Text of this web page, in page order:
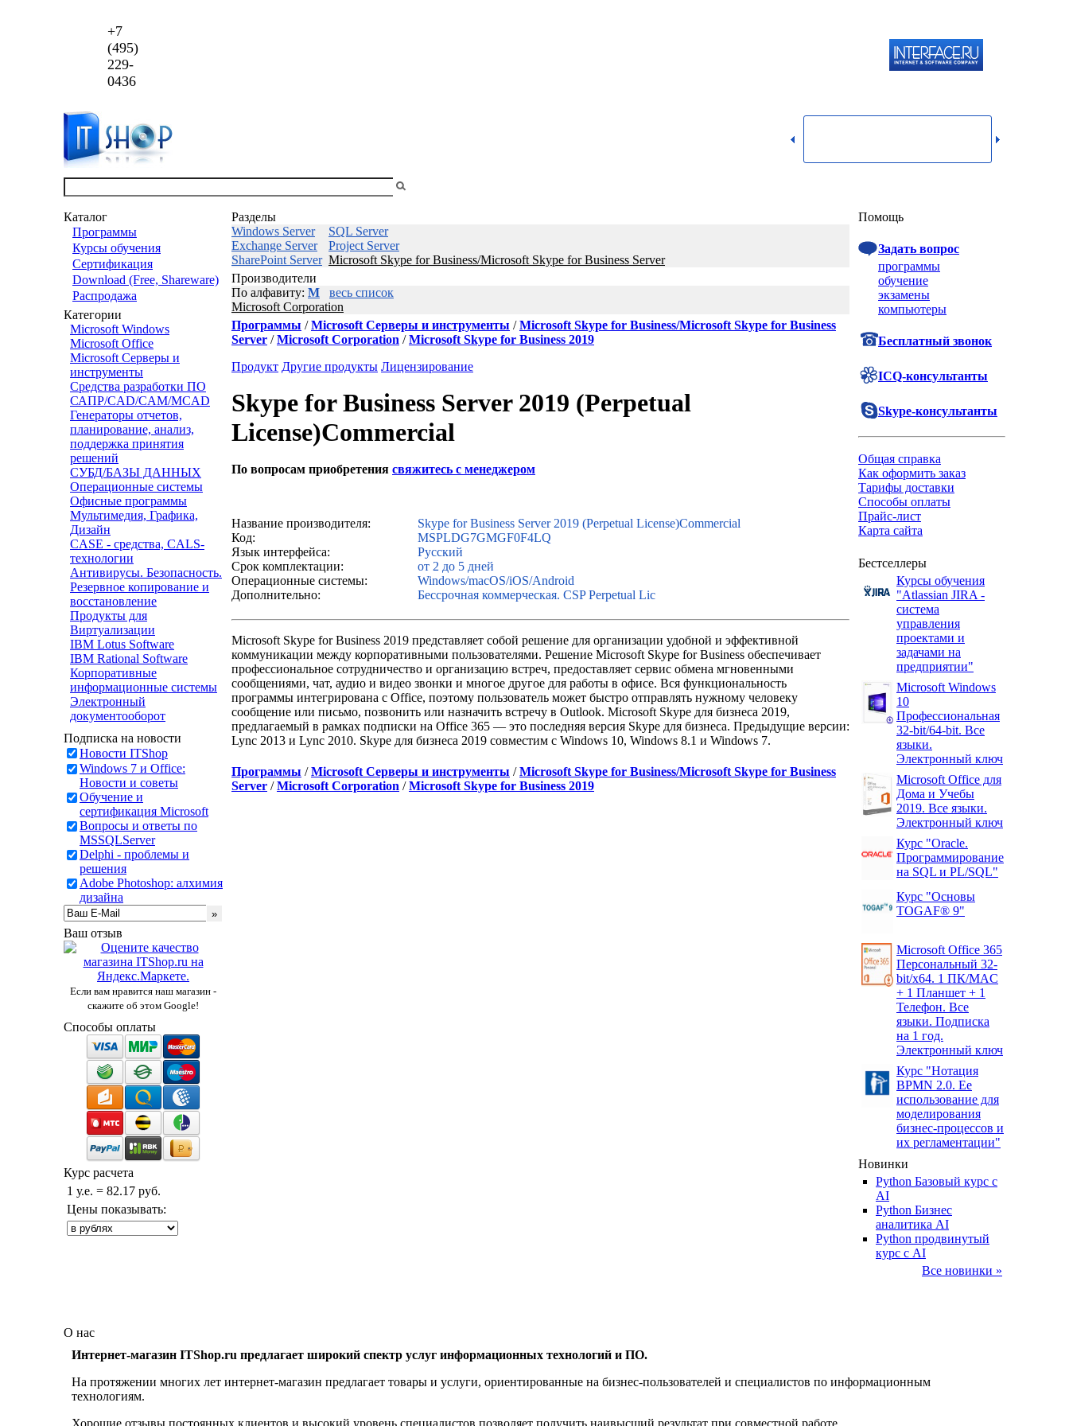
+7
(495)
229-
0436
Каталог
Программы
Курсы обучения
Сертификация
Download (Free, Shareware)
Распродажа
Категории
Microsoft Windows
Microsoft Office
Microsoft Серверы и
инструменты
Средства разработки ПО
САПР/CAD/CAM/MCAD
Генераторы отчетов,
планирование, анализ,
поддержка принятия
решений
СУБД/БАЗЫ ДАННЫХ
Операционные системы
Офисные программы
Мультимедия, Графика,
Дизайн
CASE - средства, CALS-
технологии
Антивирусы. Безопасность.
Резервное копирование и
восстановление
Продукты для
Виртуализации
IBM Lotus Software
IBM Rational Software
Корпоративные
информационные системы
Электронный
документооборот
Подписка на новости
Новости ITShop
Windows 7 и Office:
Новости и советы
Обучение и
сертификация Microsoft
Вопросы и ответы по
MSSQLServer
Delphi - проблемы и
решения
Adobe Photoshop: алхимия
дизайна
Ваш отзыв
Если вам нравится наш магазин -
скажите об этом Google!
Способы оплаты
Курс расчета
1 у.е. = 82.17 руб.
Цены показывать:
Разделы
Windows Server
SQL Server
Exchange Server
Project Server
SharePoint Server Microsoft Skype for Business/Microsoft Skype for Business Server
Производители
По алфавиту: M
весь список
Microsoft Corporation
Программы /Microsoft Серверы и инструменты /Microsoft Skype for Business/Microsoft Skype for Business
Server /Microsoft Corporation /Microsoft Skype for Business 2019
Продукт Другие продукты Лицензирование
Skype for Business Server 2019 (Perpetual
License)Commercial
По вопросам приобретения свяжитесь с менеджером
Название производителя:
Skype for Business Server 2019 (Perpetual License)Commercial
Код:
MSPLDG7GMGF0F4LQ
Язык интерфейса:
Русский
Срок комплектации:
от 2 до 5 дней
Операционные системы:
Windows/macOS/iOS/Android
Дополнительно:
Бессрочная коммерческая. CSP Perpetual Lic
Microsoft Skype for Business 2019 представляет собой решение для организации удобной и эффективной
коммуникации между корпоративными пользователями. Решение Microsoft Skype for Business обеспечивает
профессиональное сотрудничество и организацию встреч, предоставляет сервис обмена мгновенными
сообщениями, чат, аудио и видео звонки и многое другое для работы в офисе. Вся функциональность
программы интегрирована с Office, поэтому пользователь может быстро отправлять нужному человеку
сообщение или письмо, позвонить или назначить встречу в Outlook. Microsoft Skype для бизнеса 2019,
предлагаемый в рамках подписки на Office 365 — это последняя версия Skype для бизнеса. Предыдущие версии:
Lync 2013 и Lync 2010. Skype для бизнеса 2019 совместим с Windows 10, Windows 8.1 и Windows 7.
Программы /Microsoft Серверы и инструменты /Microsoft Skype for Business/Microsoft Skype for Business
Server /Microsoft Corporation /Microsoft Skype for Business 2019
Помощь
Задать вопрос
программы
обучение
экзамены
компьютеры
Бесплатный звонок
ICQ-консультанты
Skype-консультанты
Общая справка
Как оформить заказ
Тарифы доставки
Способы оплаты
Прайс-лист
Карта сайта
Бестселлеры
Курсы обучения
"Atlassian JIRA -
система
управления
проектами и
задачами на
предприятии"
Microsoft Windows
10
Профессиональная
32-bit/64-bit. Все
языки.
Электронный ключ
Microsoft Office для
Дома и Учебы
2019. Все языки.
Электронный ключ
Курс "Oracle.
Программирование
на SQL и PL/SQL"
Курс "Основы
TOGAF® 9"
Microsoft Office 365
Персональный 32-
bit/x64. 1 ПК/MAC
+ 1 Планшет + 1
Телефон. Все
языки. Подписка
на 1 год.
Электронный ключ
Курс "Нотация
BPMN 2.0. Ее
использование для
моделирования
бизнес-процессов и
их регламентации"
Новинки
Python Базовый курс c
AI
Python Бизнес
аналитика AI
Python продвинутый
курс с AI
Все новинки »
О нас
Интернет-магазин ITShop.ru предлагает широкий спектр услуг информационных технологий и ПО.
На протяжении многих лет интернет-магазин предлагает товары и услуги, ориентированные на бизнес-пользователей и специалистов по информационным
технологиям.
Хорошие отзывы постоянных клиентов и высокий уровень специалистов позволяет получить наивысший результат при совместной работе.